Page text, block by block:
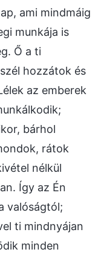
ami mindmáig
munkája is
Ő a ti
hozzátok és
az emberek
bárhol
rátok
nélkül
Így az Én
valóságtól;
ti mindnyájan
minden